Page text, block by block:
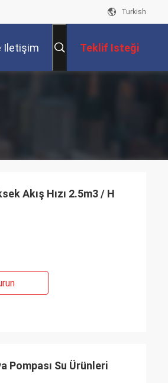
Turkish
Iletişim Teklif Isteği
Akış Hızı 2.5m3 / H
Pompası Su Ürünleri